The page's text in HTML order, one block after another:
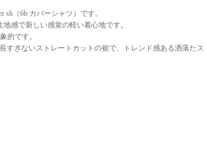
sh（6b カバーシャツ）です。
感で新しい感覚の軽い着心地です。
的です。
すぎないストレートカットの裾で、トレンド感ある洒落たス